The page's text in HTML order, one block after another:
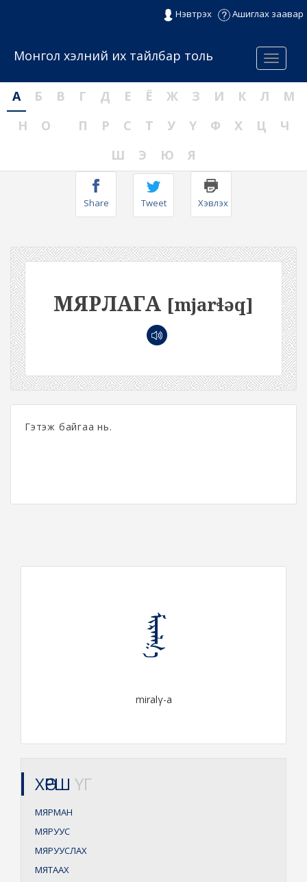
Нэвтрэх Ашиглах заавар
Menu
Монгол хэлний их тайлбар толь
А Б В Г Д Е Ё Ж З И К Л
М
Н
О П Р С Т У Ү Ф Х Ц
Ч
Ш
Э Ю Я
Share Tweet Хэвлэх
МЯРЛАГА [mjarɬəq]
Гэтэж байгаа нь.
ᠮᠢᠷᠠᠯᠭ᠎ᠠ
miralγ-a
ХӨРШ ҮГ
МЯРМАН
МЯРУУС
МЯРУУСЛАХ
МЯТААХ